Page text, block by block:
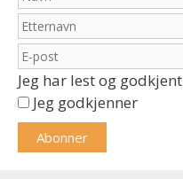
Jeg har lest og godkjent
Jeg godkjenner